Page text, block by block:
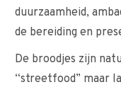
duurzaamheid,
de bereiding en
De broodjes zijn
“streetfood” maar